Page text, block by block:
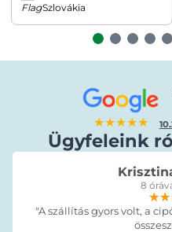
Szlovákia
★★★★★
Ügyfeleink
8
"A szállítás gyors volt, a